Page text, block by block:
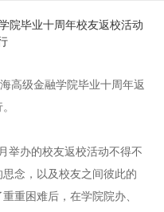
院毕业十周年校友返校活动
高级金融学院毕业十周年返
举办的校友返校活动不得不
念，以及校友之间彼此的
重困难后，在学院院办、